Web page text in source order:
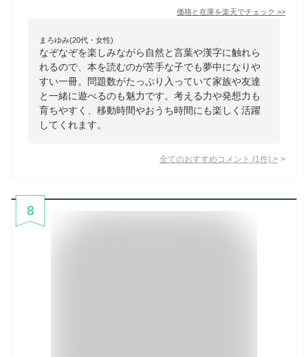
価格と在庫を楽天でチェック >>
まろゆみ(20代・女性)
なぞなぞを楽しみながら自然と言葉や漢字に触れら
れるので、本を読むのが苦手な子でも夢中になりや
すい一冊。問題数がたっぷり入っていて家族や友達
と一緒に遊べるのも魅力です。考える力や発想力も
育ちやすく、移動時間やおうち時間にも楽しく活躍
してくれます。
全てのおすすめコメント (1 件) >
8